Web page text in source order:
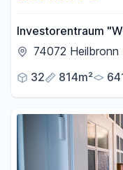
Investorentraum
74072 Heilbronn
32
814m²